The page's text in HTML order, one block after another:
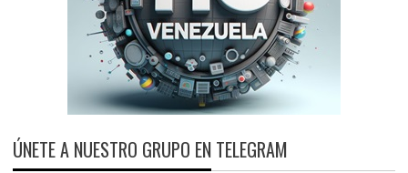
ÚNETE A NUESTRO GRUPO EN TELEGRAM